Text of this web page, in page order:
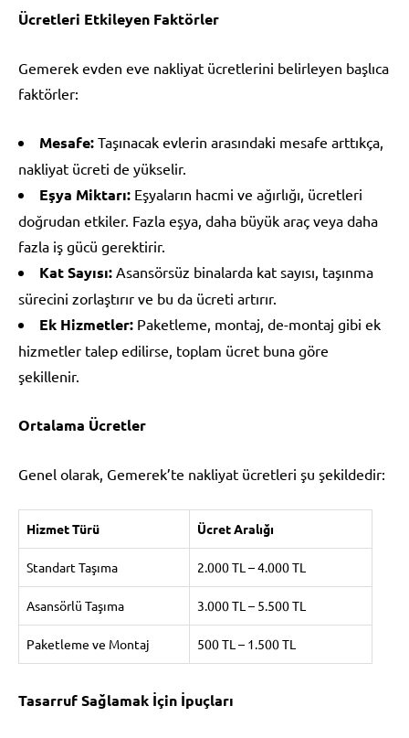
Ücretleri Etkileyen Faktörler
Gemerek evden eve nakliyat ücretlerini belirleyen başlıca
faktörler:
Mesafe: Taşınacak evlerin arasındaki mesafe arttıkça,
nakliyat ücreti de yükselir.
Eşya Miktarı: Eşyaların hacmi ve ağırlığı, ücretleri
doğrudan etkiler. Fazla eşya, daha büyük araç veya daha
fazla iş gücü gerektirir.
Kat Sayısı: Asansörsüz binalarda kat sayısı, taşınma
sürecini zorlaştırır ve bu da ücreti artırır.
Ek Hizmetler: Paketleme, montaj, de-montaj gibi ek
hizmetler talep edilirse, toplam ücret buna göre
şekillenir.
Ortalama Ücretler
Genel olarak, Gemerek’te nakliyat ücretleri şu şekildedir:
Hizmet Türü Ücret Aralığı
Standart Taşıma 2.000 TL – 4.000 TL
Asansörlü Taşıma 3.000 TL – 5.500 TL
Paketleme ve Montaj 500 TL – 1.500 TL
Tasarruf Sağlamak İçin İpuçları